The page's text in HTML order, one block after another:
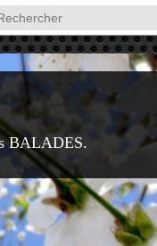
BALADES.